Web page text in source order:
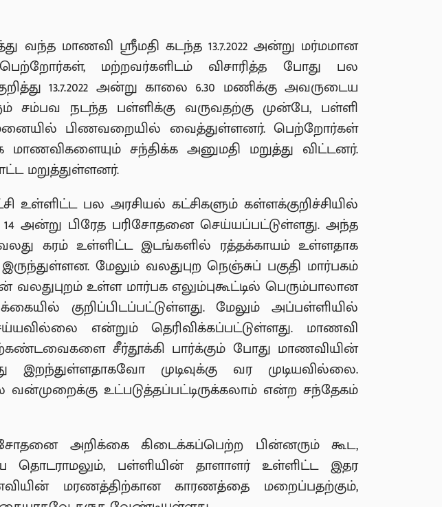
வந்த மாணவி ஸ்ரீமதி கடந்த 13.7.2022 அன்று மர்மமான
மற்றவர்களிடம் விசாரித்த போது பல
13.7.2022 அன்று காலை 6.30 மணிக்கு அவருடைய
சம்பவ நடந்த பள்ளிக்கு வருவதற்கு முன்பே, பள்ளி
பிணவறையில் வைத்துள்ளனர். பெற்றோர்கள்
சந்திக்க அனுமதி மறுத்து விட்டனர்.
மறுத்துள்ளனர்.
உள்ளிட்ட பல அரசியல் கட்சிகளும் கள்ளக்குறிச்சியில்
அன்று பிரேத பரிசோதனை செய்யப்பட்டுள்ளது. அந்த
கரம் உள்ளிட்ட இடங்களில் ரத்தக்காயம் உள்ளதாக
மேலும் வலதுபுற நெஞ்சுப் பகுதி மார்பகம்
உள்ள மார்பக எலும்புகூட்டில் பெரும்பாலான
குறிப்பிடப்பட்டுள்ளது. மேலும் அப்பள்ளியில்
என்றும் தெரிவிக்கப்பட்டுள்ளது. மாணவி
சீர்தூக்கி பார்க்கும் போது மாணவியின்
இறந்துள்ளதாகவோ முடிவுக்கு வர முடியவில்லை.
உட்படுத்தப்பட்டிருக்கலாம் என்ற சந்தேகம்
அறிக்கை கிடைக்கப்பெற்ற பின்னரும் கூட,
பள்ளியின் தாளாளர் உள்ளிட்ட இதர
மரணத்திற்கான காரணத்தை மறைப்பதற்கும்,